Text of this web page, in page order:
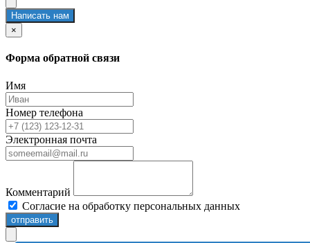
Написать нам
×
Форма обратной связи
Имя
Номер телефона
Электронная почта
Комментарий
Согласие на обработку персональных данных
отправить